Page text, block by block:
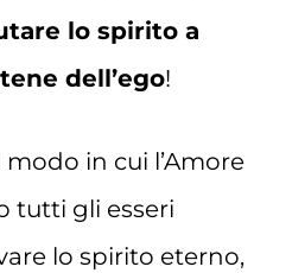
lo spirito a
dell’ego!
in cui l’Amore
tutti gli esseri
lo spirito eterno,